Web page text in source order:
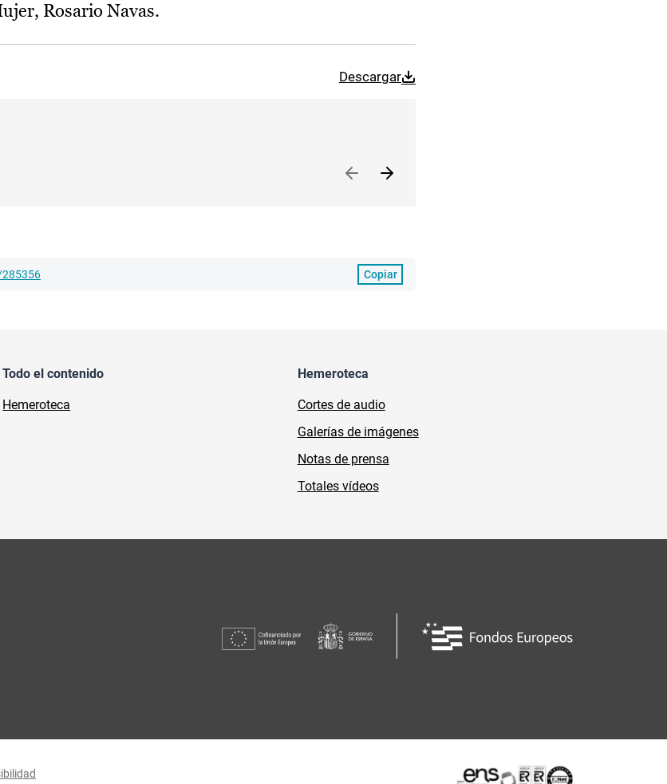
Rosario Navas.
Descargar
Copiar
Todo el contenido
Hemeroteca
Hemeroteca
Cortes de audio
Galerías de imágenes
Notas de prensa
Totales vídeos
Certificaciones